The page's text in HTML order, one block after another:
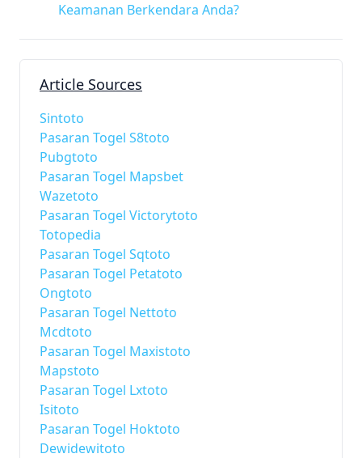
Keamanan Berkendara Anda?
Article Sources
Sintoto
Pasaran Togel S8toto
Pubgtoto
Pasaran Togel Mapsbet
Wazetoto
Pasaran Togel Victorytoto
Totopedia
Pasaran Togel Sqtoto
Pasaran Togel Petatoto
Ongtoto
Pasaran Togel Nettoto
Mcdtoto
Pasaran Togel Maxistoto
Mapstoto
Pasaran Togel Lxtoto
Isitoto
Pasaran Togel Hoktoto
Dewidewitoto